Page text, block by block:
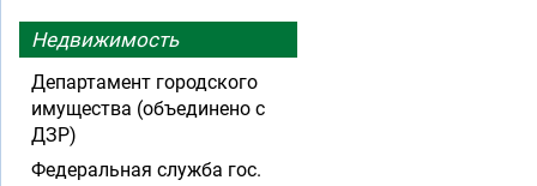
Недвижимость
Департамент городского
имущества (объединено с
ДЗР)
Федеральная служба гос.